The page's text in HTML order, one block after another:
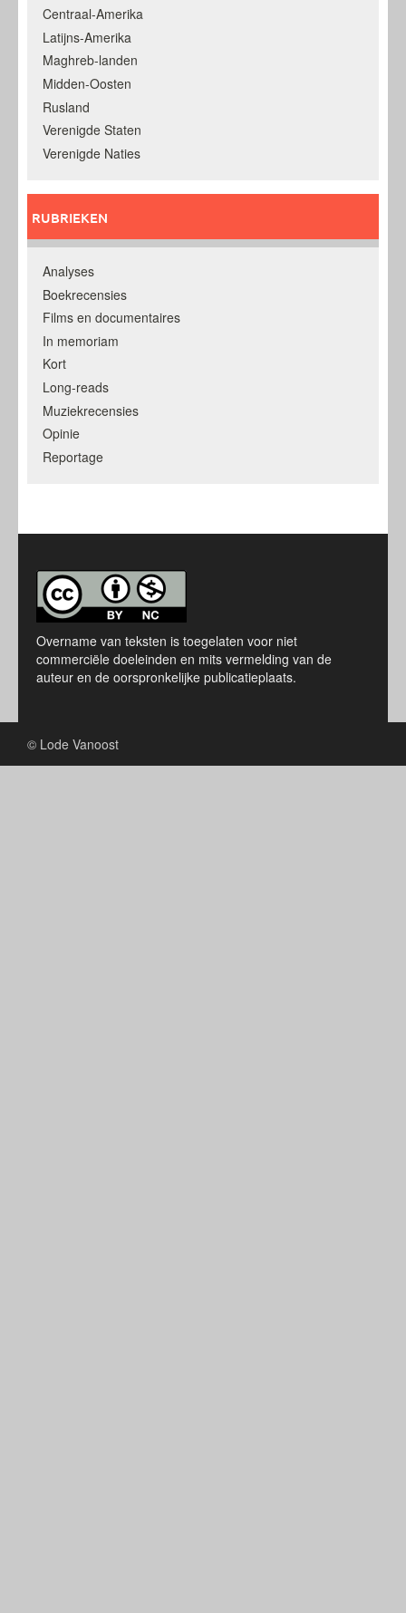
Centraal-Amerika
Latijns-Amerika
Maghreb-landen
Midden-Oosten
Rusland
Verenigde Staten
Verenigde Naties
RUBRIEKEN
Analyses
Boekrecensies
Films en documentaires
In memoriam
Kort
Long-reads
Muziekrecensies
Opinie
Reportage
Overname van teksten is toegelaten voor niet
commerciële doeleinden en mits vermelding van de
auteur en de oorspronkelijke publicatieplaats.
© Lode Vanoost